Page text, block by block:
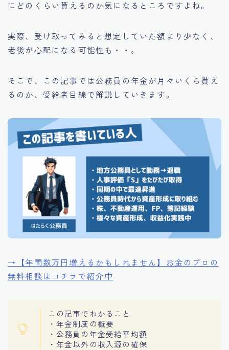
にどのくらい貰えるのか気になるところですよね。
実際、受け取ってみると想定していた額より少なく、
老後が心配になる可能性も・・。
そこで、この記事では公務員の年金が月々いくら貰え
るのか、受給者目線で解説していきます。
→【年間数万円増えるかもしれません】お金のプロの
無料相談はコチラで紹介中
この記事でわかること
・年金制度の概要
・公務員の年金受給平均額
・年金以外の収入源の確保